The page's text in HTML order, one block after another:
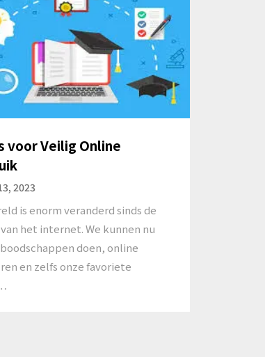
voor Veilig Online
2023
is enorm veranderd sinds de
het internet. We kunnen nu
doen, online
en zelfs onze favoriete